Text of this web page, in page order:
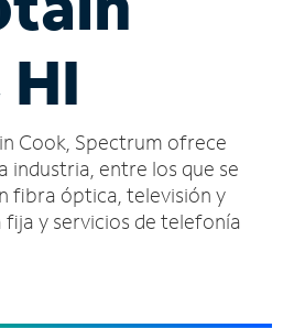
Cook, Spectrum ofrece
industria, entre los que se
fibra óptica, televisión y
y servicios de telefonía